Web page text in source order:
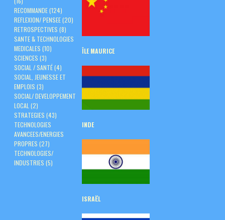
RECOMMANDE(124)
REFLEXION/ PENSEE(20)
RETROSPECTIVES (8)
SANTE & TECHNOLOGIES
MEDICALES (10)
SCIENCES (3)
SOCIAL / SANTÉ(4)
SOCIAL, JEUNESSE ET
EMPLOIS (3)
SOCIAL/ DEVELOPPEMENT
LOCAL (2)
STRATEGIES (43)
TECHNOLOGIES
AVANCEES/ENERGIES
PROPRES (27)
TECHNOLOGIES/
INDUSTRIES (5)
ÎLEMAURICE
INDE
ISRAËL